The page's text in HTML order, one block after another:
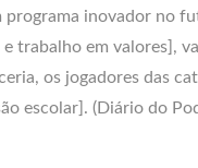
programa inovador no
trabalho em valores],
os jogadores das
escolar]. (Diário do